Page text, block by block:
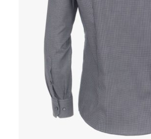
Naisten housut
Leggingsit ja collegehousut
Naisten housut
Naisten farkut
Caprit ja shortsit
Naisten asusteet
Vyöt ja korut
Naisten päähineet, huivit
Naisten yöasut ja alusvaatteet
Naisten alusvaatteet
Sukat ja sukkahousut
Naisten yöasut
Naisten aamutakit ja
Naisten takit
Naisten kevät-ja syystakit